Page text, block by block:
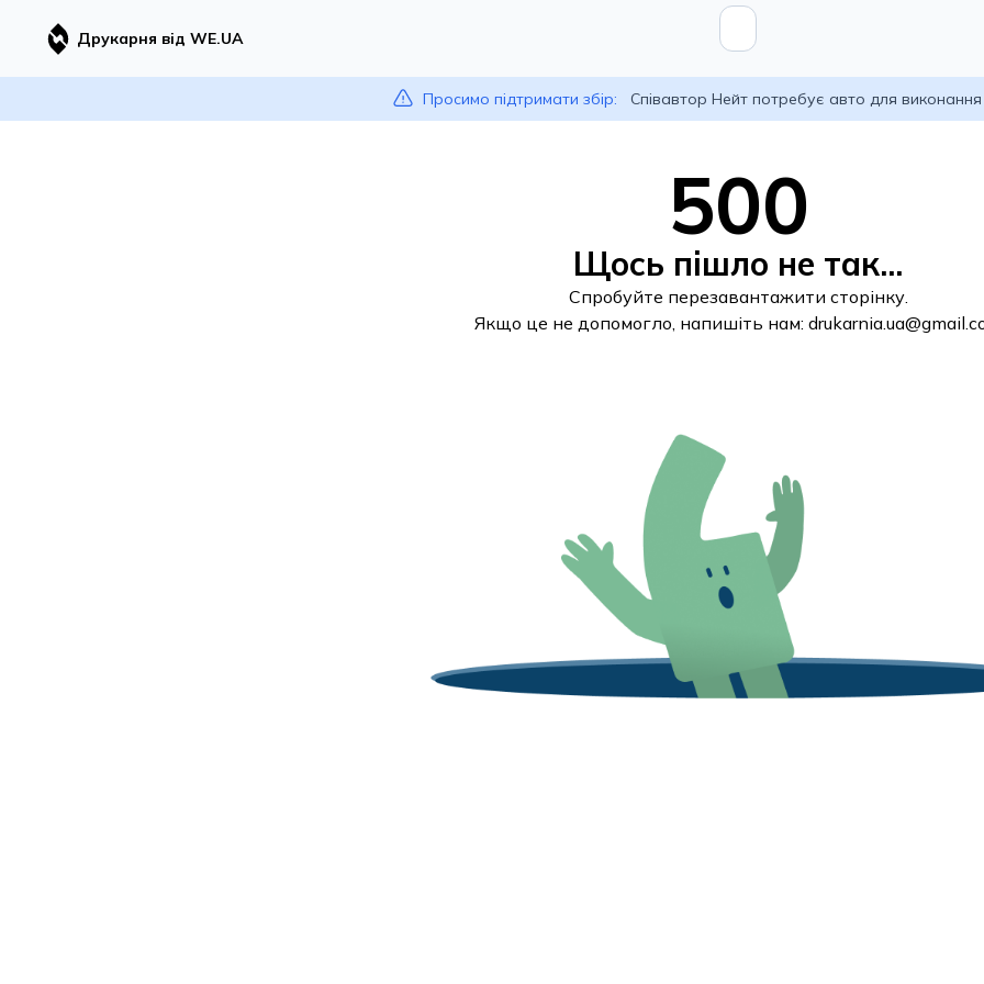
Друкарня від WE.UA
Просимо підтримати збір: Співавтор Нейт потребує авто для
500
Щось пішло не так...
Спробуйте перезавантажити сторінку.
Якщо це не допомогло, напишіть нам: